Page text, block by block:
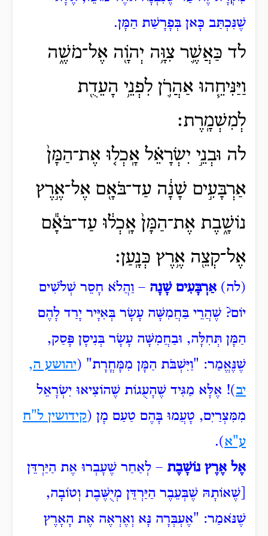
שֶׁנִּכְתַּב כָּאן בְּפָרָשַׁת הַמָּן.
לד כַּאֲשֶׁ֛ר צִוָּ֥ה יְהֹוָ֖ה אֶל־מֹשֶׁ֑ה
וַיַּנִּיחֵ֧הוּ אַהֲרֹ֛ן לִפְנֵ֥י הָעֵדֻ֖ת
לְמִשְׁמָֽרֶת׃
לה וּבְנֵ֣י יִשְׂרָאֵ֗ל אָֽכְל֤וּ אֶת־הַמָּן֙
אַרְבָּעִ֣ים שָׁנָ֔ה עַד־בֹּאָ֖ם אֶל־אֶ֣רֶץ
נוֹשָׁ֑בֶת אֶת־הַמָּן֙ אָֽכְל֔וּ עַד־בֹּאָ֕ם
אֶל־קְצֵ֖ה אֶ֥רֶץ כְּנָֽעַן׃
(לה) אַרְבָּעִים שָׁנָה – וַהֲלֹא חָסֵר שְׁלֹשִׁים
יוֹם? שֶׁהֲרֵי בַּחֲמִשָּׁה עָשָׂר בְּאִיָּיר יָרַד לָהֶם
הַמָּן תְּחִלָּה, וּבַחֲמִשָּׁה עָשָׂר בְּנִיסָן פָּסַק,
שֶׁנֶּאֱמַר: "וַיִּשְׁבֹּת הַמָּן מִמָּחֳרָת" (יהושע ה,
יב)! אֶלָּא מַגִּיד שֶׁהָעֻגוֹת שֶׁהוֹצִיאוּ יִשְׂרָאֵל
מִמִּצְרַיִם‏, טָעֲמוּ בָּהֶם טַעַם מָן (קידושין ל"ח
ע"א).
אֶל אֶרֶץ נוֹשָׁבֶת – לְאַחַר שֶׁעָבְרוּ אֶת הַיַּרְדֵּן
[שֶׁאוֹתָהּ שֶׁבְּעֵבֶר הַיַּרְדֵּן מְיֻשֶּׁבֶת וְטוֹבָה,
שֶׁנֹּאמַר: "אֶעְבְּרָה נָּא וְאֶרְאֶה אֶת הָאָרֶץ